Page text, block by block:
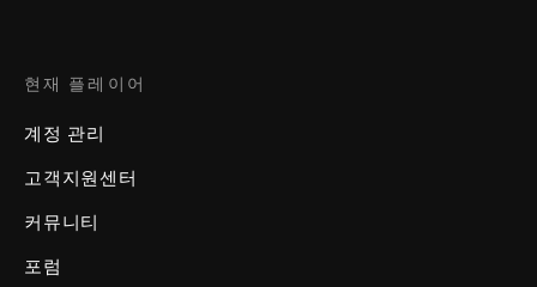
현재 플레이어
계정 관리
고객지원센터
커뮤니티
포럼